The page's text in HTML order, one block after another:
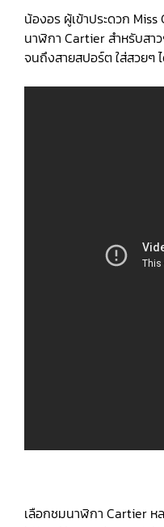
น้องอร ผู้เข้าประดวก Miss
นาฬิกา Cartier สำหรับสา
จนถึงสายสปอร์ต ใส่สวยๆ
เลือกชมนาฬิกา Cartier ห